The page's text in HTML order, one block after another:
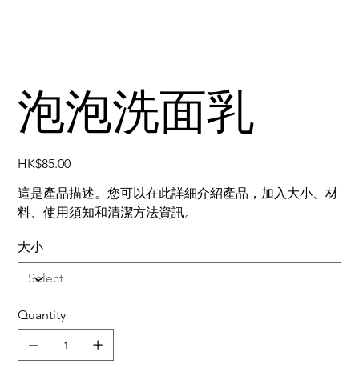
泡泡洗面乳
Price
HK$85.00
這是產品描述。您可以在此詳細介紹產品，加入大小、材
料、使用須知和清潔方法資訊。
大小
Quantity